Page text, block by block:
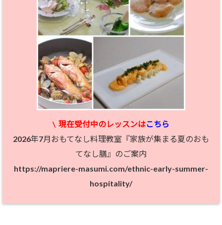
\ 現在受付中のレッスンはこちら
2026年7月おもてなし料理教室『家族が集まる夏のおも
てなし膳』のご案内
https://mapriere-masumi.com/ethnic-early-summer-
hospitality/